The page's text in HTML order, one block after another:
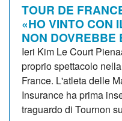
TOUR DE
«HO VINTO CON
NON DOVREBBE
Ieri Kim Le Court
proprio spettacolo
France. L'atleta delle
Insurance ha prima
traguardo di Tournon